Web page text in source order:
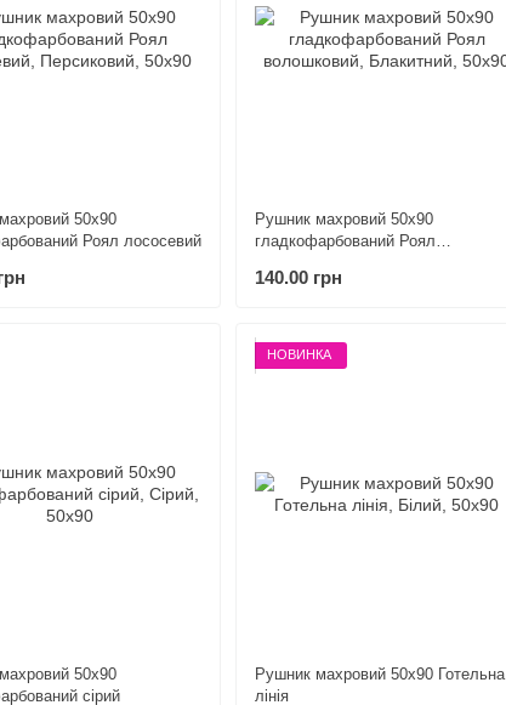
50х90
Роял лососевий
Рушник махровий 50х90
гладкофарбований Роял
140.00 грн
50х90
сірий
НОВИНКА
Рушник махровий 50х90 Готельна
лінія